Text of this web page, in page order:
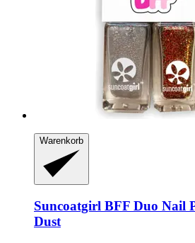
Warenkorb
Suncoatgirl BFF Duo Nail
Dust